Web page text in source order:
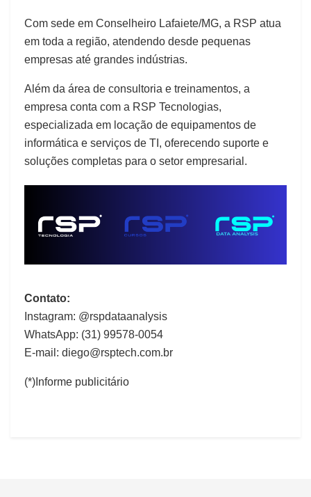
Com sede em Conselheiro Lafaiete/MG, a RSP atua
em toda a região, atendendo desde pequenas
empresas até grandes indústrias.
Além da área de consultoria e treinamentos, a
empresa conta com a RSP Tecnologias,
especializada em locação de equipamentos de
informática e serviços de TI, oferecendo suporte e
soluções completas para o setor empresarial.
Contato:
Instagram: @rspdataanalysis
WhatsApp: (31) 99578-0054
E-mail: diego@rsptech.com.br
(*)Informe publicitário